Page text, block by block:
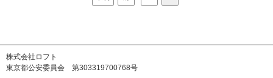
株式会社ロフト
東京都公安委員会 第303319700768号